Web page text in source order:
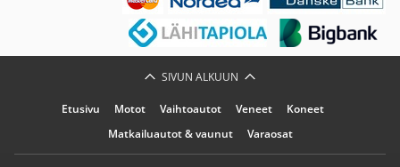
SIVUN ALKUUN
Etusivu Motot Vaihtoautot Veneet
Koneet
Matkailuautot & vaunut
Varaosat